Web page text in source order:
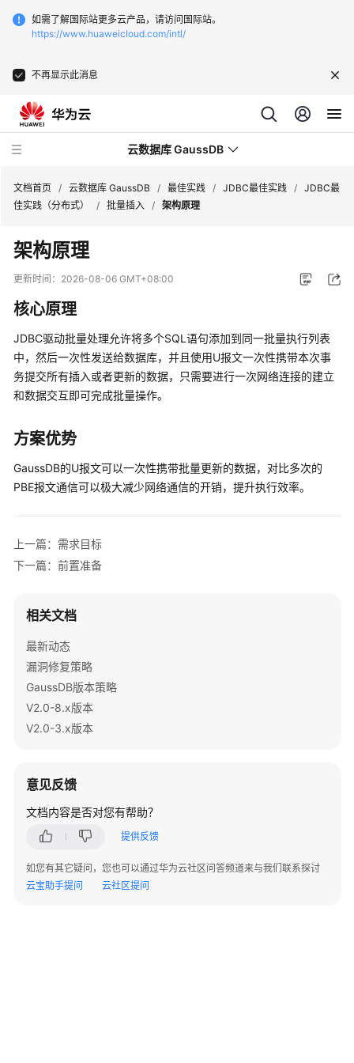
如需了解国际站更多云产品，请访问国际站。
https://www.huaweicloud.com/intl/
不再显示此消息
云数据库 GaussDB
最
新
动
务
公
告
品
介
绍
说
速
门
用
指
南
发
指
南
优
指
文档首页 / 云数据库 GaussDB / 最佳实践 / JDBC最佳实践 / JDBC最
佳实践（分布式）
/ 批量插入 / 架构原理
架构原理
更新时间： 2026-08-06 GMT+08:00
核心原理
JDBC驱动批量处理允许将多个SQL语句添加到同一批量执行列表
中，然后一次性发送给数据库，并且使用U报文一次性携带本次事
务提交所有插入或者更新的数据，只需要进行一次网络连接的建立
和数据交互即可完成批量操作。
方案优势
GaussDB的U报文可以一次性携带批量更新的数据，对比多次的
PBE报文通信可以极大减少网络通信的开销，提升执行效率。
上一篇：需求目标
下一篇：前置准备
相关文档
最新动态
漏洞修复策略
GaussDB版本策略
V2.0-8.x版本
V2.0-3.x版本
意见反馈
文档内容是否对您有帮助？
提供反馈
如您有其它疑问，您也可以通过华为云社区问答频道来与我们联系探讨
云宝助手提问
云社区提问